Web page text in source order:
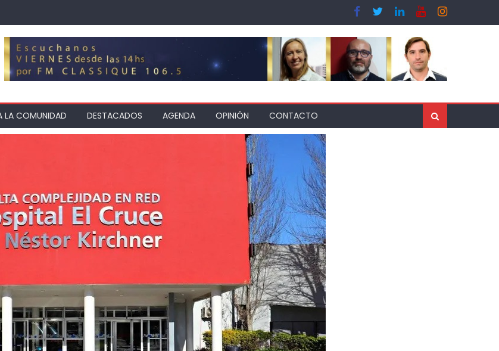
LA COMUNIDAD DESTACADOS AGENDA OPINIÓN CONTACTO